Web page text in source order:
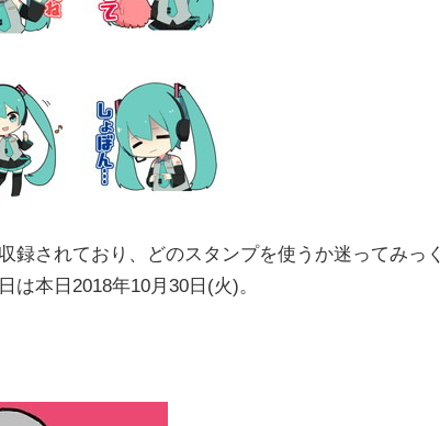
されており、どのスタンプを使うか迷ってみっく
本日2018年10月30日(火)。